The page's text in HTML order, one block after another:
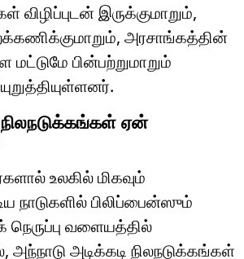
விழிப்புடன் இருக்குமாறும்,
அரசாங்கத்தின்
மட்டுமே பின்பற்றுமாறும்
நிலநடுக்கங்கள் ஏன்
உலகில் மிகவும்
நாடுகளில் பிலிப்பைன்ஸும்
நெருப்பு வளையத்தில்
அடிக்கடி நிலநடுக்கங்கள்